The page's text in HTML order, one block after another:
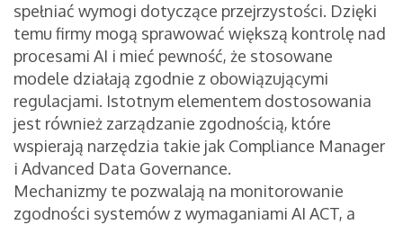
spełniać wymogi dotyczące przejrzystości. Dzięki
temu firmy mogą sprawować większą kontrolę nad
procesami AI i mieć pewność, że stosowane
modele działają zgodnie z obowiązującymi
regulacjami. Istotnym elementem dostosowania
jest również zarządzanie zgodnością, które
wspierają narzędzia takie jak Compliance Manager
i Advanced Data Governance.
Mechanizmy te pozwalają na monitorowanie
zgodności systemów z wymaganiami AI ACT, a